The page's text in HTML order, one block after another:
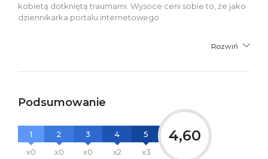
kobietą dotkniętą traumami. Wysoce ceni sobie to, że jako
dziennikarka portalu internetowego
Rozwiń
Podsumowanie
1
x0
2
x0
3
x0
4
x2
5
x3
4,60